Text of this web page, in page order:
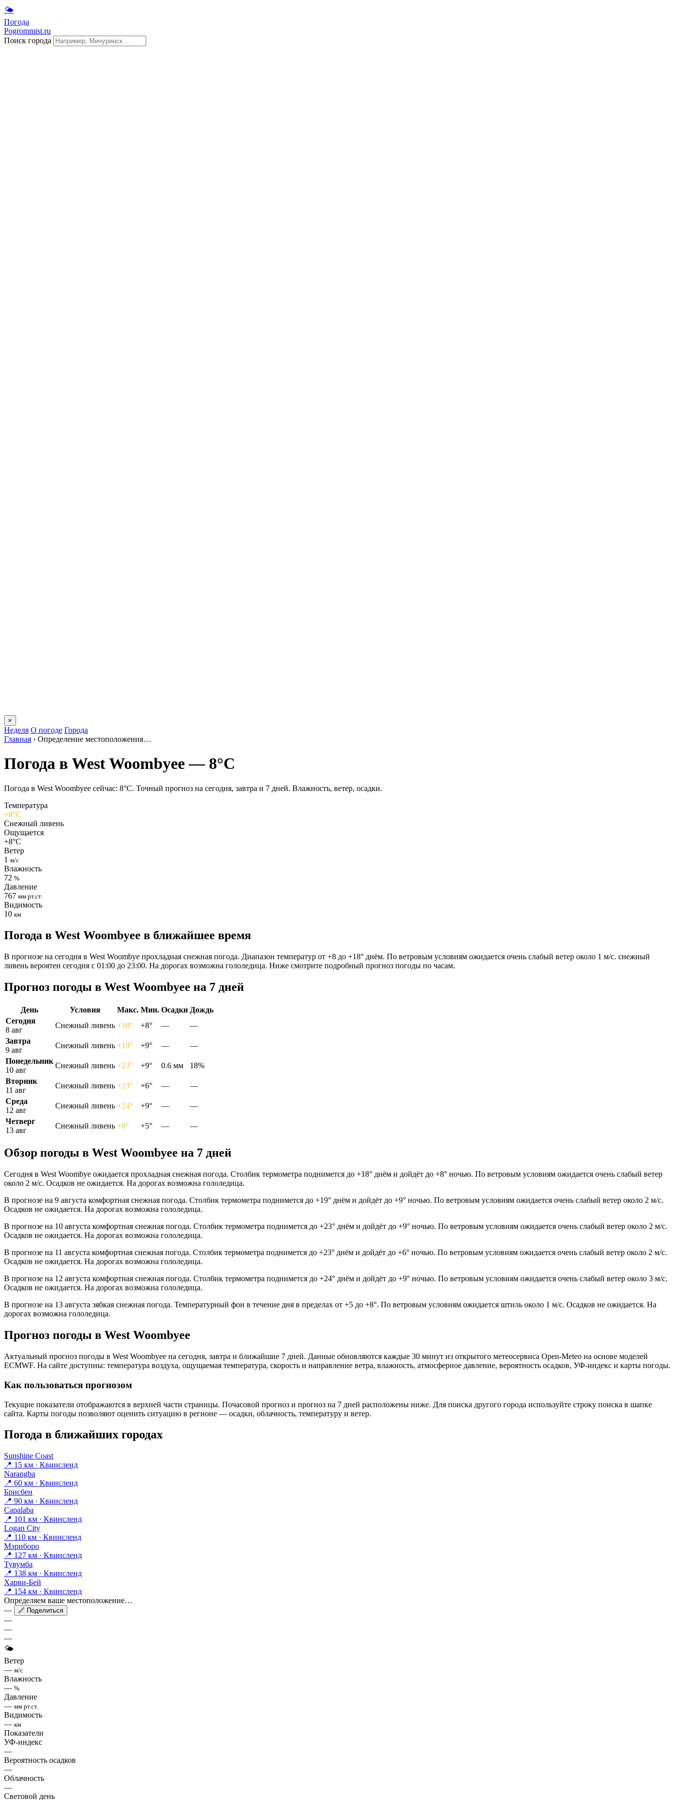
🌤
Погода
Pogrommist.ru
Поиск города
×
Неделя О погоде Города
Главная › Определение местоположения…
Погода в West Woombyeе — 8°C
Погода в West Woombyeе сейчас: 8°C. Точный прогноз на сегодня, завтра и 7 дней. Влажность, ветер, осадки.
Температура
+8°C
Снежный ливень
Ощущается
+8°C
Ветер
1 м/с
Влажность
72 %
Давление
767 мм рт.ст.
Видимость
10 км
Погода в West Woombyeе в ближайшее время
В прогнозе на сегодня в West Woombye прохладная снежная погода. Диапазон температур от +8 до +18° днём. По ветровым условиям ожидается очень слабый ветер около 1 м/с. снежный
ливень вероятен сегодня с 01:00 до 23:00. На дорогах возможна гололедица. Ниже смотрите подробный прогноз погоды по часам.
Прогноз погоды в West Woombyeе на 7 дней
День Условия Макс. Мин. Осадки Дождь
Сегодня
8 авг
Снежный ливень +18° +8° —
—
Завтра
9 авг
Снежный ливень +19° +9° —
—
Понедельник
10 авг
Снежный ливень +23° +9° 0.6 мм
18%
Вторник
11 авг
Снежный ливень +23° +6° —
—
Среда
12 авг
Снежный ливень +24° +9° —
—
Четверг
13 авг
Снежный ливень +8° +5° — —
Обзор погоды в West Woombyeе на 7 дней
Сегодня в West Woombye ожидается прохладная снежная погода. Столбик термометра поднимется до +18° днём и дойдёт до +8° ночью. По ветровым условиям ожидается очень слабый ветер
около 2 м/с. Осадков не ожидается. На дорогах возможна гололедица.
В прогнозе на 9 августа комфортная снежная погода. Столбик термометра поднимется до +19° днём и дойдёт до +9° ночью. По ветровым условиям ожидается очень слабый ветер около 2 м/с.
Осадков не ожидается. На дорогах возможна гололедица.
В прогнозе на 10 августа комфортная снежная погода. Столбик термометра поднимется до +23° днём и дойдёт до +9° ночью. По ветровым условиям ожидается очень слабый ветер около 2 м/с.
Осадков не ожидается. На дорогах возможна гололедица.
В прогнозе на 11 августа комфортная снежная погода. Столбик термометра поднимется до +23° днём и дойдёт до +6° ночью. По ветровым условиям ожидается очень слабый ветер около 2 м/с.
Осадков не ожидается. На дорогах возможна гололедица.
В прогнозе на 12 августа комфортная снежная погода. Столбик термометра поднимется до +24° днём и дойдёт до +9° ночью. По ветровым условиям ожидается очень слабый ветер около 3 м/с.
Осадков не ожидается. На дорогах возможна гололедица.
В прогнозе на 13 августа зябкая снежная погода. Температурный фон в течение дня в пределах от +5 до +8°. По ветровым условиям ожидается штиль около 1 м/с. Осадков не ожидается. На
дорогах возможна гололедица.
Прогноз погоды в West Woombyeе
Актуальный прогноз погоды в West Woombyeе на сегодня, завтра и ближайшие 7 дней. Данные обновляются каждые 30 минут из открытого метеосервиса Open-Meteo на основе моделей
ECMWF. На сайте доступны: температура воздуха, ощущаемая температура, скорость и направление ветра, влажность, атмосферное давление, вероятность осадков, УФ-индекс и карты погоды.
Как пользоваться прогнозом
Текущие показатели отображаются в верхней части страницы. Почасовой прогноз и прогноз на 7 дней расположены ниже. Для поиска другого города используйте строку поиска в шапке
сайта. Карты погоды позволяют оценить ситуацию в регионе — осадки, облачность, температуру и ветер.
Погода в ближайших городах
Sunshine Coast
📍 15 км · Квинсленд
Narangba
📍 60 км · Квинсленд
Брисбен
📍 90 км · Квинсленд
Capalaba
📍 101 км · Квинсленд
Logan City
📍 110 км · Квинсленд
Мэриборо
📍 127 км · Квинсленд
Тувумба
📍 138 км · Квинсленд
Харви-Бей
📍 154 км · Квинсленд
Определяем ваше местоположение…
—
🔗 Поделиться
—
—
—
🌤
Ветер
— м/с
Влажность
— %
Давление
— мм рт.ст.
Видимость
— км
Показатели
УФ-индекс
—
Вероятность осадков
—
Облачность
—
Световой день